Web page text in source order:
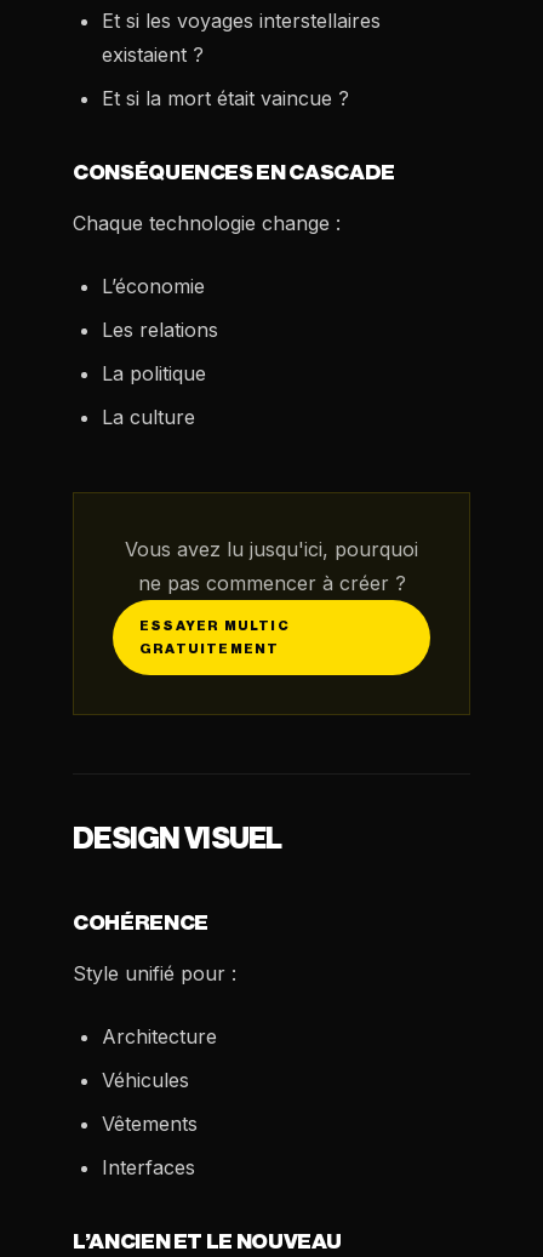
Et si les voyages interstellaires
existaient ?
Et si la mort était vaincue ?
CONSÉQUENCES EN CASCADE
Chaque technologie change :
L’économie
Les relations
La politique
La culture
Vous avez lu jusqu'ici, pourquoi
ne pas commencer à créer ?
ESSAYER MULTIC
GRATUITEMENT
DESIGN VISUEL
COHÉRENCE
Style unifié pour :
Architecture
Véhicules
Vêtements
Interfaces
L’ANCIEN ET LE NOUVEAU